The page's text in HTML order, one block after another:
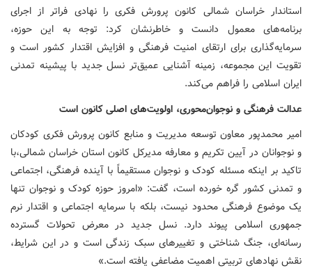
استاندار خراسان شمالی کانون پرورش فکری را نهادی فراتر از اجرای
برنامه‌های معمول دانست و خاطرنشان کرد: توجه به این حوزه،
سرمایه‌گذاری برای ارتقای امنیت فرهنگی و افزایش اقتدار کشور است و
تقویت این مجموعه، زمینه آشنایی عمیق‌تر نسل جدید با پیشینه تمدنی
ایران اسلامی را فراهم می‌کند.
عدالت فرهنگی و نوجوان‌محوری، اولویت‌های اصلی کانون است
امیر محمدپور معاون توسعه مدیریت و منابع کانون پرورش فکری کودکان
و نوجوانان در آیین تکریم و معارفه مدیرکل کانون استان خراسان شمالی،‌با
تاکید بر اینکه مسئله کودک و نوجوان مستقیماً با آینده فرهنگی، اجتماعی
و تمدنی کشور گره خورده است، گفت: «امروز حوزه کودک و نوجوان تنها
یک موضوع فرهنگی محدود نیست، بلکه با سرمایه اجتماعی و اقتدار نرم
جمهوری اسلامی پیوند دارد. نسل جدید در معرض تحولات گسترده
رسانه‌ای، جنگ شناختی و تغییرهای سبک زندگی است و در این شرایط،
نقش نهادهای تربیتی اهمیت مضاعفی یافته است.»